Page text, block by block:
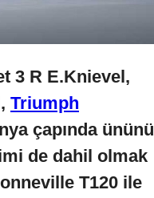
3 R E.Knievel,
Triumph
çapında ününü
de dahil olmak
T120 ile